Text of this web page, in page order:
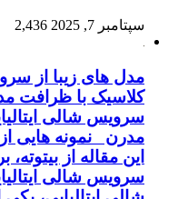
سپتامبر 7, 2025 2,436
مدل های زیبا از
کلاسیک با ظرافت
سرویس شالی
مدرن نمونه هایی
این مقاله از
سرویس شالی